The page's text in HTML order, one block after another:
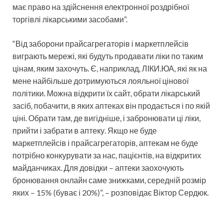
має право на здійснення електронної роздрібної
торгівлі лікарськими засобами”.
“Від заборони прайсагрегаторів і маркетплейсів
виграють мережі, які будуть продавати ліки по таким
цінам, яким захочуть. Є, наприклад, ЛІКИ.ЮА, які як на
мене найбільше дотримуються лояльної цінової
політики. Можна відкрити їх сайт, обрати лікарський
засіб, побачити, в яких аптеках він продається і по якій
ціні. Обрати там, де вигідніше, і забронювати ці ліки,
прийти і забрати в аптеку. Якщо не буде
маркетплейсів і прайсагрегаторів, аптекам не буде
потрібно конкурувати за нас, пацієнтів, на відкритих
майданчиках. Для довідки – аптеки заохочують
бронювання онлайн саме знижками, середній розмір
яких – 15% (буває і 20%)”, – розповідає Віктор Сердюк.